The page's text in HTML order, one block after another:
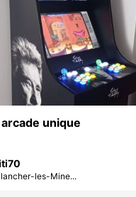
unique
les-Mine...